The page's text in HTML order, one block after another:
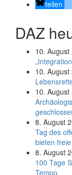
teilen
DAZ
10. August
10. August
10. August
8. August
Tag des
bieten
8. August
100 Tage
Tempo